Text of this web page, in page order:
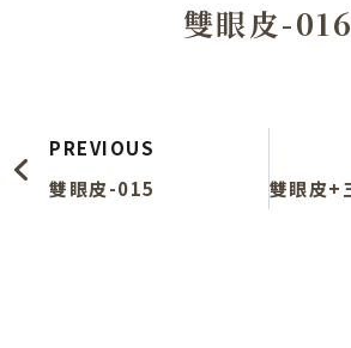
雙眼皮-016
PREVIOUS
雙眼皮-015